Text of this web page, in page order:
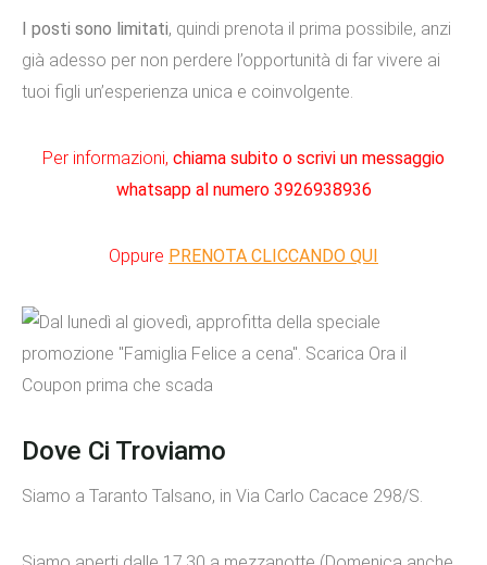
I posti sono limitati, quindi prenota il prima possibile, anzi
già adesso per non perdere l’opportunità di far vivere ai
tuoi figli un’esperienza unica e coinvolgente.
Per informazioni, chiama subito o scrivi un messaggio
whatsapp al numero 3926938936
Oppure PRENOTA CLICCANDO QUI
Dove Ci Troviamo
Siamo a Taranto Talsano, in Via Carlo Cacace 298/S.